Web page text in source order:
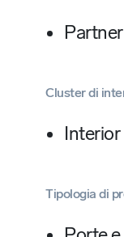
Partner
Cluster di
Interior
Tipologia di